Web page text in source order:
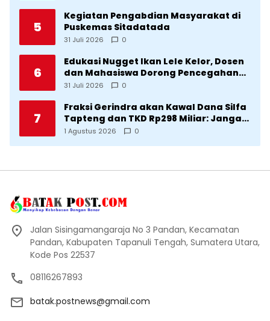
5
Kegiatan Pengabdian Masyarakat di
Puskemas Sitadatada
31 Juli 2026 0
6
Edukasi Nugget Ikan Lele Kelor, Dosen
dan Mahasiswa Dorong Pencegahan
Stunting di Desa Silangkitang
31 Juli 2026 0
7
Fraksi Gerindra akan Kawal Dana Silfa
Tapteng dan TKD Rp298 Miliar: Jangan
Sampai Pekerjaan Pusat dan Provinsi
1 Agustus 2026 0
Jalan Sisingamangaraja No 3 Pandan, Kecamatan
Pandan, Kabupaten Tapanuli Tengah, Sumatera Utara,
Kode Pos 22537
08116267893
batak.postnews@gmail.com